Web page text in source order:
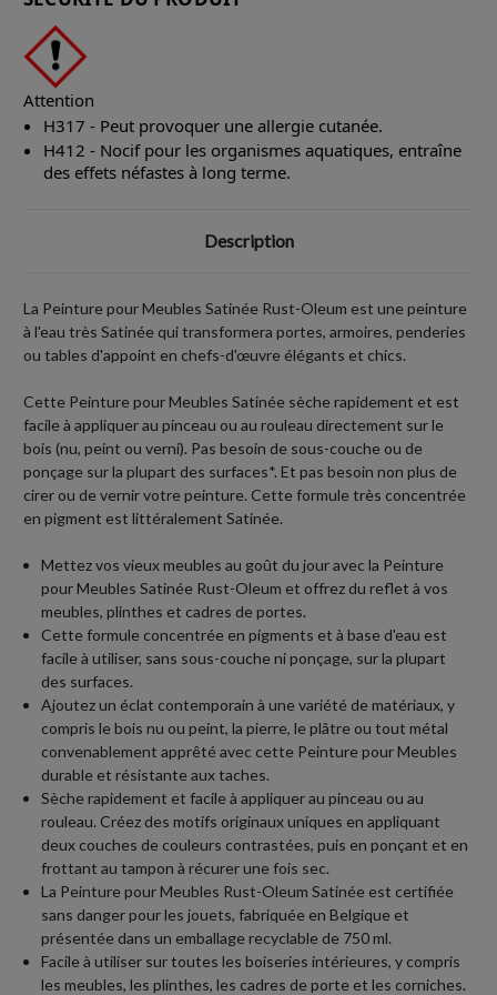
Attention
H317 - Peut provoquer une allergie cutanée.
H412 - Nocif pour les organismes aquatiques, entraîne
des effets néfastes à long terme.
Description
La Peinture pour Meubles Satinée Rust-Oleum est une peinture
à l'eau très Satinée qui transformera portes, armoires, penderies
ou tables d'appoint en chefs-d'œuvre élégants et chics.
Cette Peinture pour Meubles Satinée sèche rapidement et est
facile à appliquer au pinceau ou au rouleau directement sur le
bois (nu, peint ou verni). Pas besoin de sous-couche ou de
ponçage sur la plupart des surfaces*. Et pas besoin non plus de
cirer ou de vernir votre peinture. Cette formule très concentrée
en pigment est littéralement Satinée.
Mettez vos vieux meubles au goût du jour avec la Peinture
pour Meubles Satinée Rust-Oleum et offrez du reflet à vos
meubles, plinthes et cadres de portes.
Cette formule concentrée en pigments et à base d'eau est
facile à utiliser, sans sous-couche ni ponçage, sur la plupart
des surfaces.
Ajoutez un éclat contemporain à une variété de matériaux, y
compris le bois nu ou peint, la pierre, le plâtre ou tout métal
convenablement apprêté avec cette Peinture pour Meubles
durable et résistante aux taches.
Sèche rapidement et facile à appliquer au pinceau ou au
rouleau. Créez des motifs originaux uniques en appliquant
deux couches de couleurs contrastées, puis en ponçant et en
frottant au tampon à récurer une fois sec.
La Peinture pour Meubles Rust-Oleum Satinée est certifiée
sans danger pour les jouets, fabriquée en Belgique et
présentée dans un emballage recyclable de 750 ml.
Facile à utiliser sur toutes les boiseries intérieures, y compris
les meubles, les plinthes, les cadres de porte et les corniches.